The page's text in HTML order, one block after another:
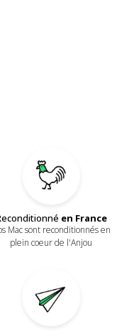
en France
Mac sont reconditionnés en
plein coeur de l'Anjou